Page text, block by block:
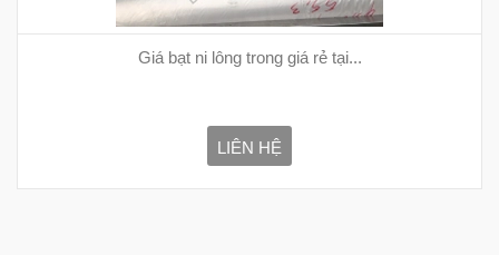
Giá bạt ni lông trong giá rẻ tại...
LIÊN HỆ